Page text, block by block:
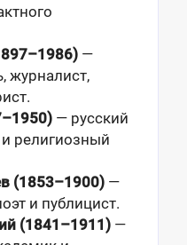
—
журналист,
— русский
религиозный
(1853–1900) —
и публицист.
(1841–1911) —